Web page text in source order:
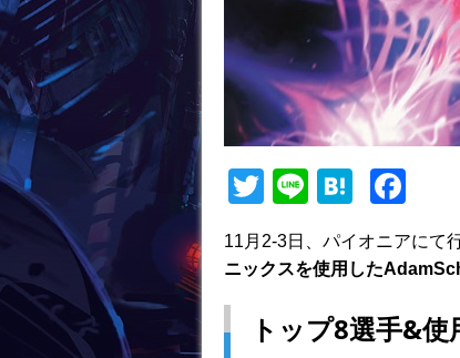
T
itt
Li
e
H
e
a
c
b
11月2-3日、パイオニアにて
ニックスを使用した
トップ8選手&使